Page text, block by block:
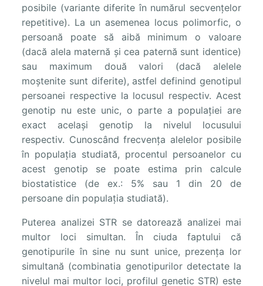
posibile (variante diferite în numărul secvențelor
repetitive). La un asemenea locus polimorfic, o
persoană poate să aibă minimum o valoare
(dacă alela maternă și cea paternă sunt identice)
sau maximum două valori (dacă alelele
moștenite sunt diferite), astfel definind genotipul
persoanei respective la locusul respectiv. Acest
genotip nu este unic, o parte a populației are
exact același genotip la nivelul locusului
respectiv. Cunoscând frecvența alelelor posibile
în populația studiată, procentul persoanelor cu
acest genotip se poate estima prin calcule
biostatistice (de ex.: 5% sau 1 din 20 de
persoane din populația studiată).
Puterea analizei STR se datorează analizei mai
multor loci simultan. În ciuda faptului că
genotipurile în sine nu sunt unice, prezența lor
simultană (combinatia genotipurilor detectate la
nivelul mai multor loci, profilul genetic STR) este